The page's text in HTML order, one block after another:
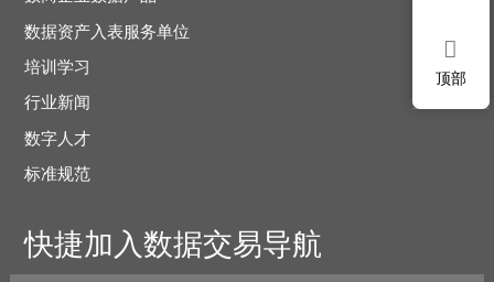
数据资产入表服务单位
培训学习
行业新闻
数字人才
标准规范
快捷加入数据交易导航

顶部